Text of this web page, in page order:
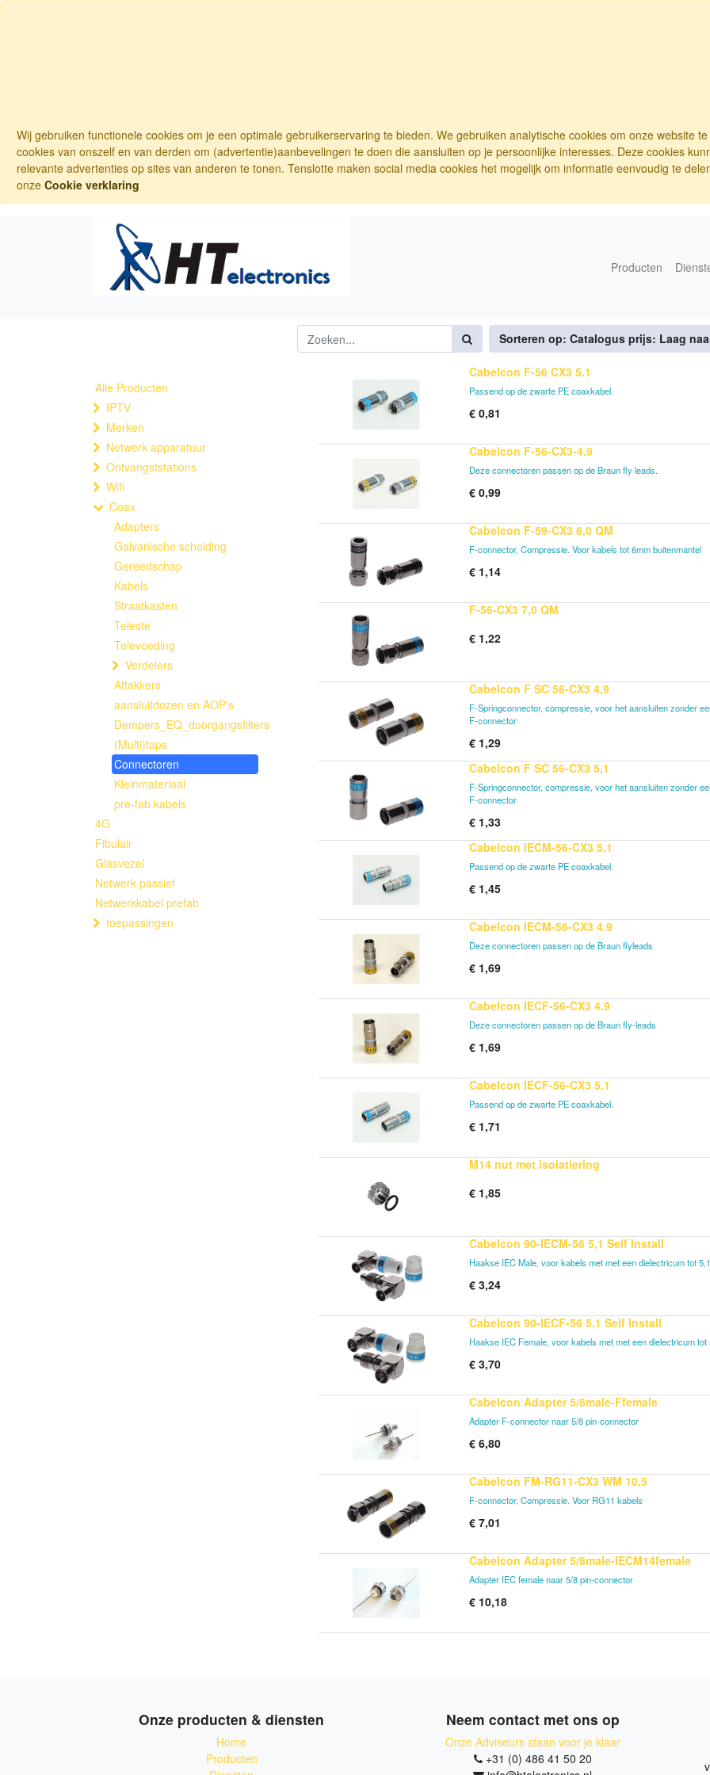
Wij gebruiken functionele cookies om je een optimale gebruikerservaring te bieden. We gebruiken analytische cookies om onze website
cookies van onszelf en van derden om (advertentie)aanbevelingen te doen die aansluiten op je persoonlijke interesses. Deze cookies
relevante advertenties op sites van anderen te tonen. Tenslotte maken social media cookies het mogelijk om informatie eenvoudig te
onze Cookie verklaring
Producten
Sorteren op: Catalogus prijs: Laag
Alle Producten
IPTV
Merken
Netwerk apparatuur
Ontvangststations
Wifi
Coax
Adapters
Galvanische scheiding
Gereedschap
Kabels
Straatkasten
Teleste
Televoeding
Verdelers
Aftakkers
aansluitdozen en AOP's
Dempers_EQ_doorgangsfilters
(Multi)taps
Connectoren
Kleinmateriaal
pre-fab kabels
4G
Fibulair
Glasvezel
Netwerk passief
Netwerkkabel prefab
toepassingen
Cabelcon F-56 CX3 5.1
Passend op de zwarte PE coaxkabel.
€ 0,81
Cabelcon F-56-CX3-4.9
Deze connectoren passen op de Braun fly leads.
€ 0,99
Cabelcon F-59-CX3 6,0 QM
F-connector, Compressie. Voor kabels tot 6mm buitenmantel
€ 1,14
F-56-CX3 7,0 QM
€ 1,22
Cabelcon F SC 56-CX3 4,9
F-Springconnector, compressie, voor het aansluiten zonder
F-connector
€ 1,29
Cabelcon F SC 56-CX3 5,1
F-Springconnector, compressie, voor het aansluiten zonder
F-connector
€ 1,33
Cabelcon IECM-56-CX3 5.1
Passend op de zwarte PE coaxkabel.
€ 1,45
Cabelcon IECM-56-CX3 4.9
Deze connectoren passen op de Braun flyleads
€ 1,69
Cabelcon IECF-56-CX3 4.9
Deze connectoren passen op de Braun fly-leads
€ 1,69
Cabelcon IECF-56-CX3 5.1
Passend op de zwarte PE coaxkabel.
€ 1,71
M14 nut met isolatiering
€ 1,85
Cabelcon 90-IECM-56 5,1 Self Install
Haakse IEC Male, voor kabels met met een dielectricum tot
€ 3,24
Cabelcon 90-IECF-56 5,1 Self Install
Haakse IEC Female, voor kabels met met een dielectricum
€ 3,70
Cabelcon Adapter 5/8male-Ffemale
Adapter F-connector naar 5/8 pin-connector
€ 6,80
Cabelcon FM-RG11-CX3 WM 10,5
F-connector, Compressie. Voor RG11 kabels
€ 7,01
Cabelcon Adapter 5/8male-IECM14female
Adapter IEC female naar 5/8 pin-connector
€ 10,18
Onze producten & diensten
Home
Producten
Neem contact met ons op
Onze Adviseurs staan voor je klaar
+31 (0) 486 41 50 20